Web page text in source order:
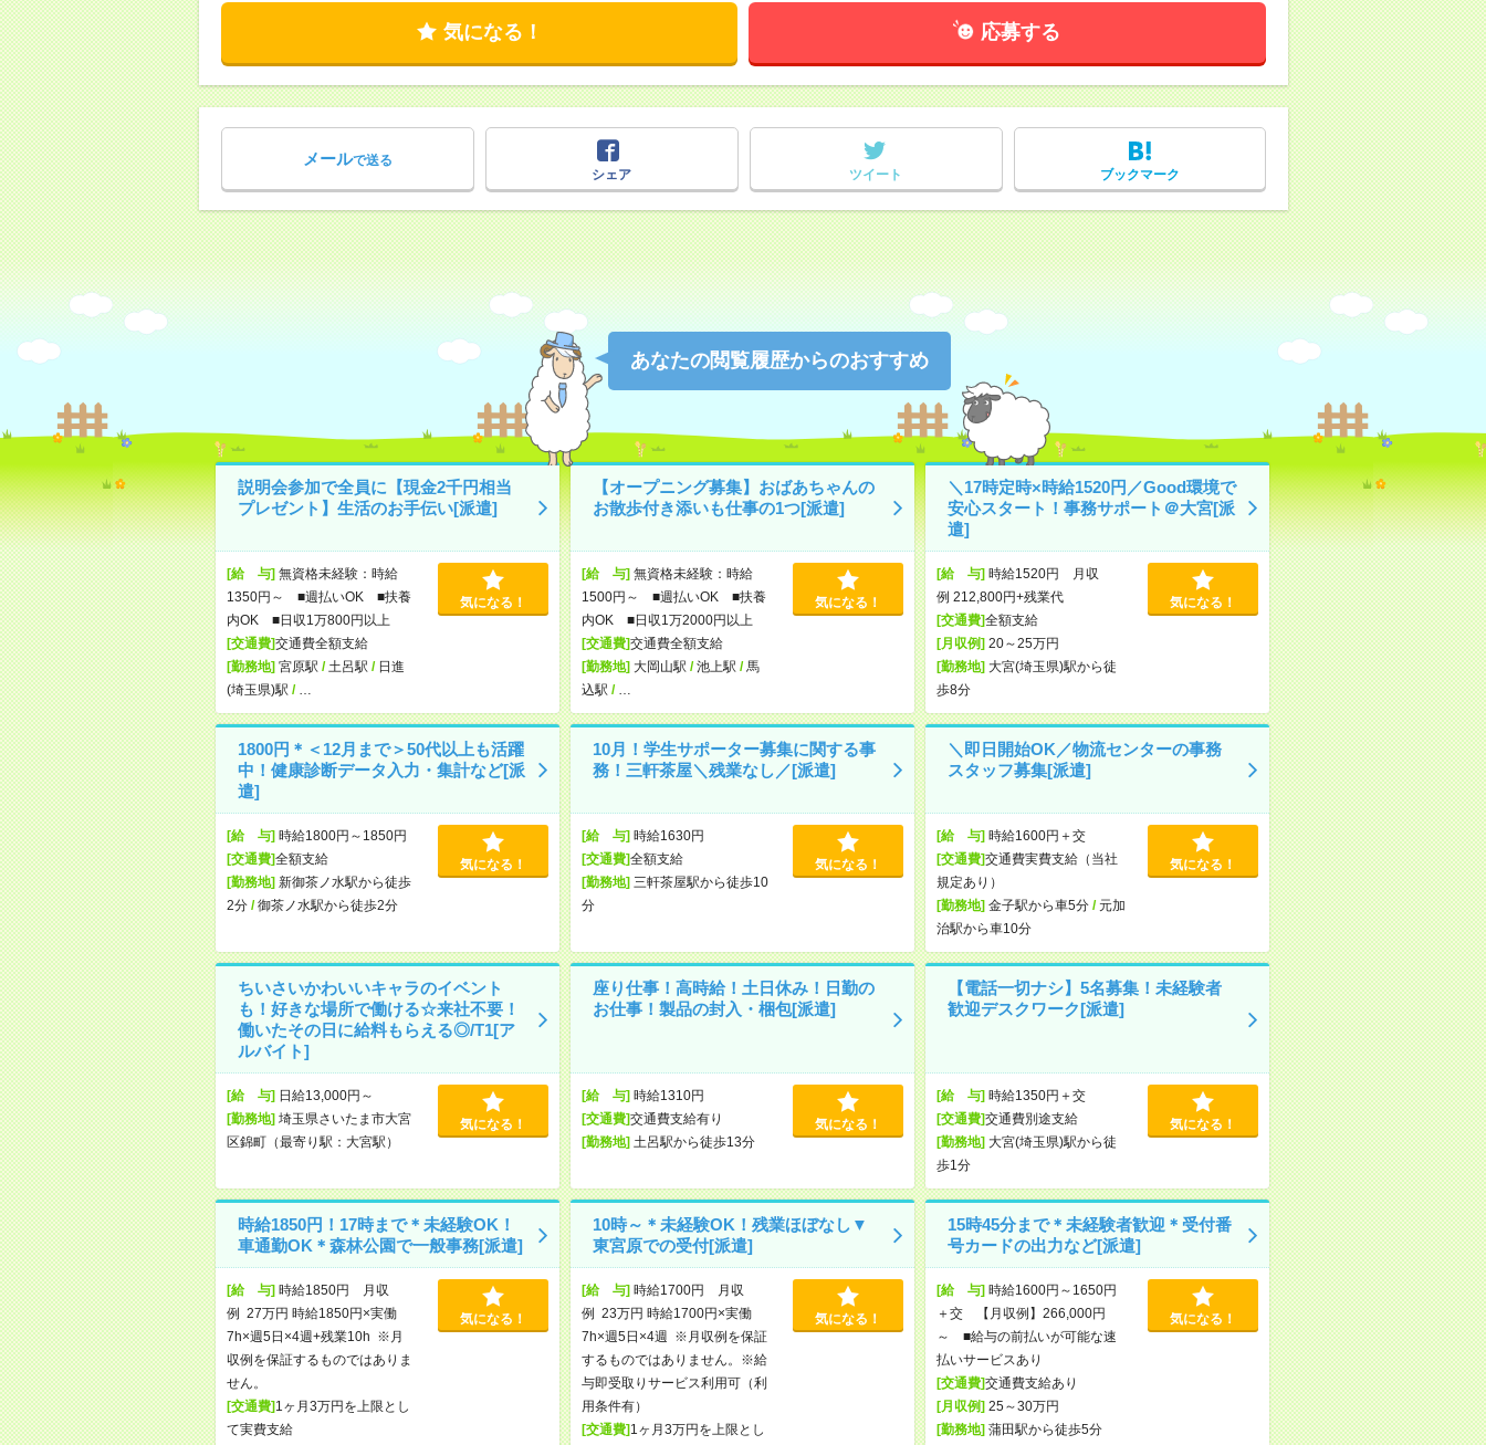
気になる！ 応募する
メールで送る
シェア
ツイート ブックマーク
あなたの閲覧履歴からのおすすめ
説明会参加で全員に【現金2千円相当
プレゼント】生活のお手伝い[派遣]
[給 与]無資格未経験：時給
1350円～ ■週払いOK ■扶養
内OK ■日収1万800円以上
[交通費]交通費全額支給
[勤務地]宮原駅 / 土呂駅 / 日進
(埼玉県)駅 /
気になる！
【オープニング募集】おばあちゃんの
お散歩付き添いも仕事の1つ[派遣]
[給 与]無資格未経験：時給
1500円～ ■週払いOK ■扶養
内OK ■日収1万2000円以上
[交通費]交通費全額支給
[勤務地]大岡山駅 /池上駅 / 馬
込駅 /
気になる！
＼17時定時×時給1520円／Good環境で
安心スタート！事務サポート＠大宮[派
遣]
[給 与]時給1520円 月収
例 212,800円+残業代
[交通費]全額支給
[月収例]20～25万円
[勤務地]大宮(埼玉県)駅から徒
歩8分
気になる！
1800円＊＜12月まで＞50代以上も活躍
中！健康診断データ入力・集計など[派
遣]
[給 与]時給1800円～1850円
[交通費]全額支給
[勤務地]新御茶ノ水駅から徒歩
2分/御茶ノ水駅から徒歩2分
気になる！
10月！学生サポーター募集に関する事
務！三軒茶屋＼残業なし／[派遣]
[給 与]時給1630円
[交通費]全額支給
[勤務地]三軒茶屋駅から徒歩10
分
気になる！
＼即日開始OK／物流センターの事務
スタッフ募集[派遣]
[給 与]時給1600円＋交
[交通費]交通費実費支給（当社
規定あり）
[勤務地]金子駅から車5分/元加
治駅から車10分
気になる！
ちいさいかわいいキャラのイベント
も！好きな場所で働ける☆来社不要！
働いたその日に給料もらえる◎/T1[ア
ルバイト]
[給 与]日給13,000円～
[勤務地]埼玉県さいたま市大宮
区錦町（最寄り駅：大宮駅）
気になる！
座り仕事！高時給！土日休み！日勤の
お仕事！製品の封入・梱包[派遣]
[給 与]時給1310円
[交通費]交通費支給有り
[勤務地]土呂駅から徒歩13分
気になる！
【電話一切ナシ】5名募集！未経験者
歓迎デスクワーク[派遣]
[給 与]時給1350円＋交
[交通費]交通費別途支給
[勤務地]大宮(埼玉県)駅から徒
歩1分
気になる！
時給1850円！17時まで＊未経験OK！
車通勤OK＊森林公園で一般事務[派遣]
[給 与]時給1850円 月収
例 27万円 時給1850円×実働
7h×週5日×4週+残業10h ※月
収例を保証するものではありま
せん。
[交通費]1ヶ月3万円を上限とし
て実費支給
気になる！
10時～＊未経験OK！残業ほぼなし▼
東宮原での受付[派遣]
[給 与]時給1700円 月収
例 23万円 時給1700円×実働
7h×週5日×4週 ※月収例を保証
するものではありません。※給
与即受取りサービス利用可（利
用条件有）
[交通費]1ヶ月3万円を上限とし
気になる！
15時45分まで＊未経験者歓迎＊受付番
号カードの出力など[派遣]
[給 与]時給1600円～1650円
＋交 【月収例】266,000円
～ ■給与の前払いが可能な速
払いサービスあり
[交通費]交通費支給あり
[月収例]25～30万円
[勤務地]蒲田駅から徒歩5分
気になる！